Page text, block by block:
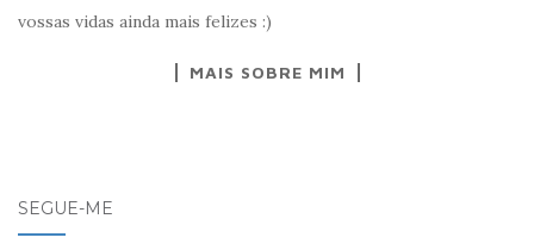
vossas vidas ainda mais felizes :)
MAIS SOBRE MIM
SEGUE-ME